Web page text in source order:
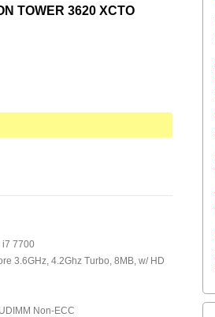
TOWER 3620 XCTO
i7 7700
3.6GHz, 4.2Ghz Turbo, 8MB, w/ HD
Non-ECC